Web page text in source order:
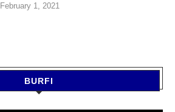
February 1, 2021
BURFI